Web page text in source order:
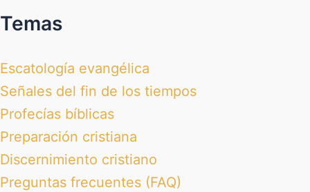
Temas
Escatología evangélica
Señales del fin de los tiempos
Profecías bíblicas
Preparación cristiana
Discernimiento cristiano
Preguntas frecuentes (FAQ)